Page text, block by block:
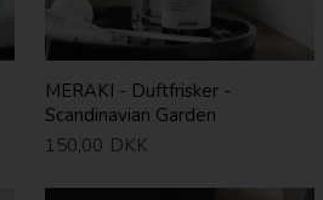
MERAKI - Duftfrisker -
Scandinavian Garden
150,00 DKK